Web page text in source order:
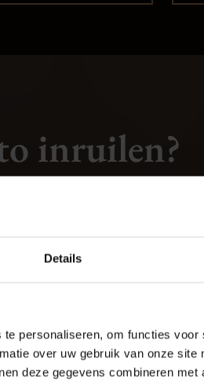
Details
personaliseren, om functies voor
over uw gebruik van onze site
deze gegevens combineren met
inruilen?
VOOR EEN
Over
Blogs